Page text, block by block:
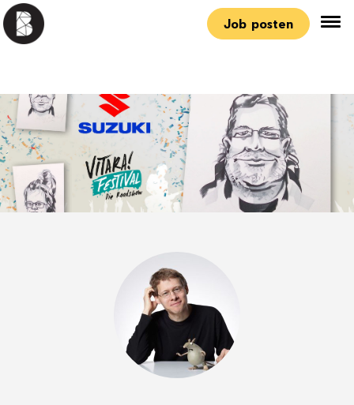
Job posten